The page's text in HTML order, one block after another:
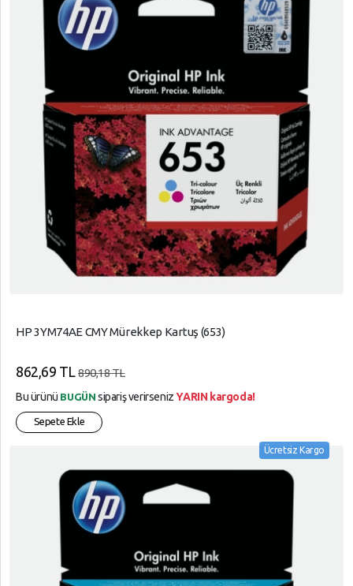
HP 3YM74AE CMY Mürekkep Kartuş (653)
862,69 TL890,18 TL
Bu ürünü BUGÜN sipariş verirsenizYARIN kargoda!
Sepete Ekle
Ücretsiz Kargo